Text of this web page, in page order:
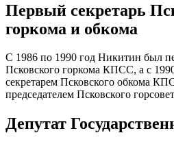
Первый секретарь
горкома и обкома
С 1986 по 1990 год Никитин был
Псковского горкома КПСС, а с
секретарем Псковского обкома
председателем Псковского
Депутат